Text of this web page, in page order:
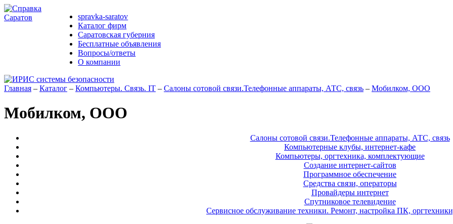
spravka-saratov
Каталог фирм
Саратовская губерния
Бесплатные объявления
Вопросы/ответы
О компании
Главная – Каталог – Компьютеры. Связь. IT – Салоны сотовой связи.Телефонные аппараты, АТС, связь – Мобилком, ООО
Мобилком, ООО
Салоны сотовой связи.Телефонные аппараты, АТС, связь
Компьютерные клубы, интернет-кафе
Компьютеры, оргтехника, комплектующие
Создание интернет-сайтов
Программное обеспечение
Средства связи, операторы
Провайдеры интернет
Спутниковое телевидение
Сервисное обслуживание техники. Ремонт, настройка ПК,